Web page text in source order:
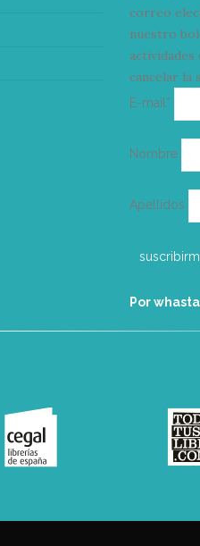
correo
nuestro
actividades
cancelar la
E-mail*
Nombre
Apellidos
Por